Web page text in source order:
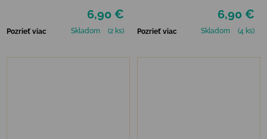
6,90 €
Pozrieť viac Skladom (2 ks)
6,90 €
Pozrieť viac Skladom (4 ks)